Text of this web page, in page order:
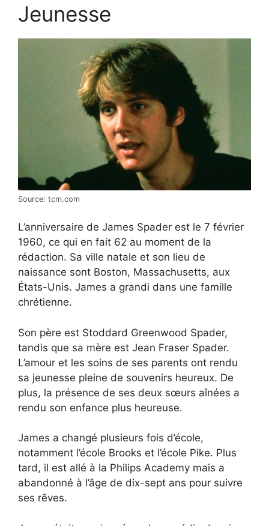
Jeunesse
Source: tcm.com
L’anniversaire de James Spader est le 7 février
1960, ce qui en fait 62 au moment de la
rédaction. Sa ville natale et son lieu de
naissance sont Boston, Massachusetts, aux
États-Unis. James a grandi dans une famille
chrétienne.
Son père est Stoddard Greenwood Spader,
tandis que sa mère est Jean Fraser Spader.
L’amour et les soins de ses parents ont rendu
sa jeunesse pleine de souvenirs heureux. De
plus, la présence de ses deux sœurs aînées a
rendu son enfance plus heureuse.
James a changé plusieurs fois d’école,
notamment l’école Brooks et l’école Pike. Plus
tard, il est allé à la Philips Academy mais a
abandonné à l’âge de dix-sept ans pour suivre
ses rêves.